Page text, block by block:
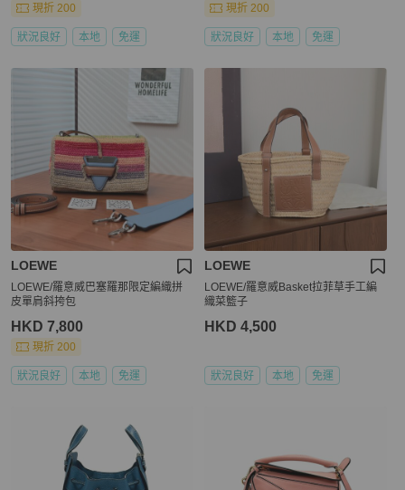
現折 200
狀況良好 本地 免運
現折 200
狀況良好 本地 免運
LOEWE
LOEWE/羅意威巴塞羅那限定編織拼
皮單肩斜挎包
HKD 7,800
現折 200
狀況良好 本地 免運
LOEWE
LOEWE/羅意威Basket拉菲草手工編
織菜籃子
HKD 4,500
狀況良好 本地 免運